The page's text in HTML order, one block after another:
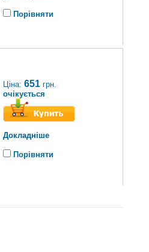
Порівняти
Ціна: 651 грн.
очікується
Докладніше
Порівняти